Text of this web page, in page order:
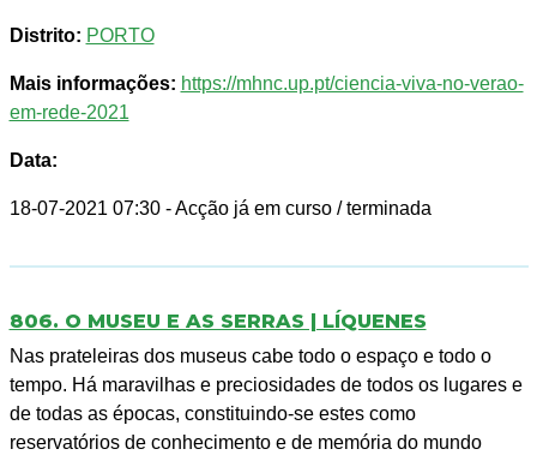
Distrito: PORTO
Mais informações: https://mhnc.up.pt/ciencia-viva-no-verao-
em-rede-2021
Data:
18-07-2021 07:30 - Acção já em curso / terminada
806. O MUSEU E AS SERRAS | LÍQUENES
Nas prateleiras dos museus cabe todo o espaço e todo o
tempo. Há maravilhas e preciosidades de todos os lugares e
de todas as épocas, constituindo-se estes como
reservatórios de conhecimento e de memória do mundo